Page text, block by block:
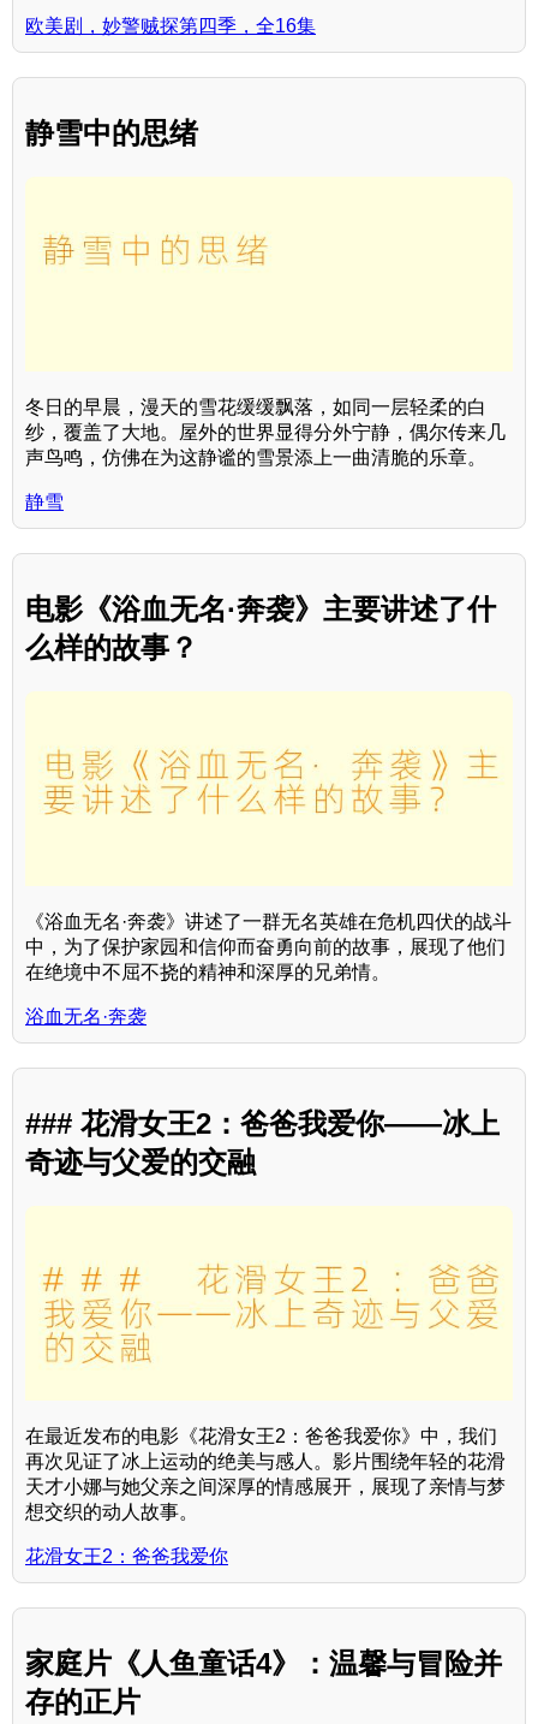
欧美剧，妙警贼探第四季，全16集
静雪中的思绪
冬日的早晨，漫天的雪花缓缓飘落，如同一层轻柔的白
纱，覆盖了大地。屋外的世界显得分外宁静，偶尔传来几
声鸟鸣，仿佛在为这静谧的雪景添上一曲清脆的乐章。
静雪
电影《浴血无名·奔袭》主要讲述了什
么样的故事？
《浴血无名·奔袭》讲述了一群无名英雄在危机四伏的战斗
中，为了保护家园和信仰而奋勇向前的故事，展现了他们
在绝境中不屈不挠的精神和深厚的兄弟情。
浴血无名·奔袭
### 花滑女王2：爸爸我爱你——冰上
奇迹与父爱的交融
在最近发布的电影《花滑女王2：爸爸我爱你》中，我们
再次见证了冰上运动的绝美与感人。影片围绕年轻的花滑
天才小娜与她父亲之间深厚的情感展开，展现了亲情与梦
想交织的动人故事。
花滑女王2：爸爸我爱你
家庭片《人鱼童话4》：温馨与冒险并
存的正片